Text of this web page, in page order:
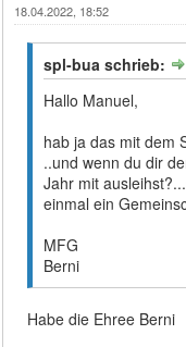
18.04.2022, 18:52
spl-bua schrieb:
Hallo Manuel,
hab ja das mit dem
..und wenn du dir
Jahr mit
einmal ein
MFG
Berni
Habe die Ehree Berni